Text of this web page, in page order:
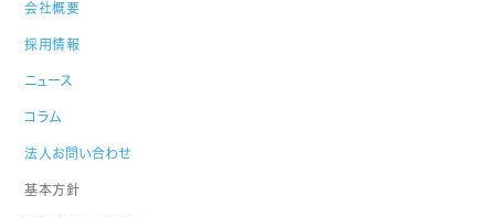
会社概要
採用情報
ニュース
コラム
法人お問い合わせ
基本方針